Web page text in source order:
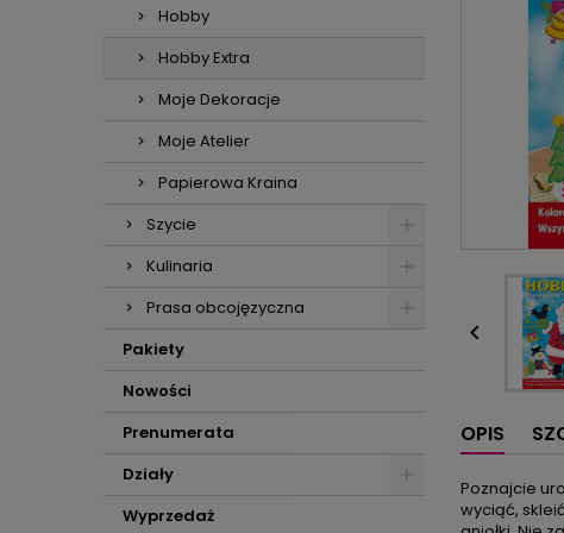
Hobby
Hobby Extra
Moje Dekoracje
Moje Atelier
Papierowa Kraina
Szycie
Kulinaria
Prasa obcojęzyczna
Pakiety
Nowości
Prenumerata
Działy
Wyprzedaż

OPIS
Poznajcie
wyciąć,